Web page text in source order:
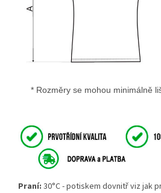
* Rozměry se mohou minimálně
Praní: 30°C - potiskem dovnitř viz jak